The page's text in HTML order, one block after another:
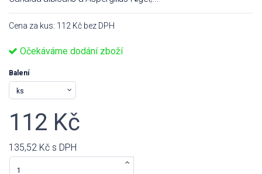
Cena za kus: 112 Kč bez DPH
Očekáváme dodání zboží
Balení
112 Kč
135,52 Kč s DPH